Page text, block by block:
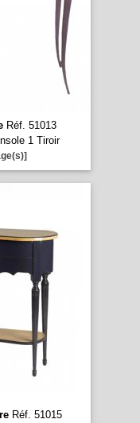
Réf. 51013
1 Tiroir
Réf. 51015